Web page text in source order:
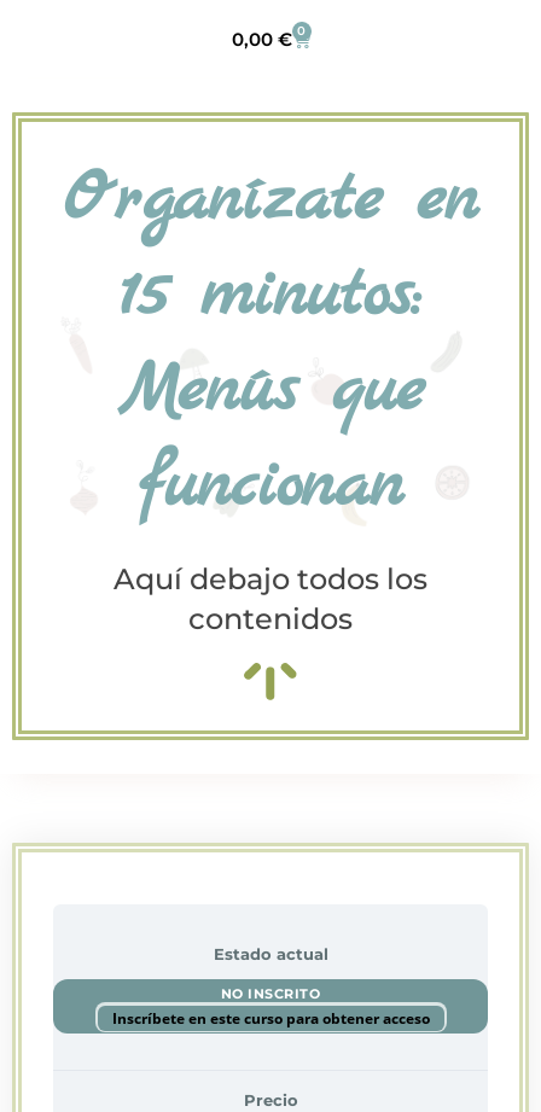
0,00 € 0
Organízate en
15 minutos:
Menús que
funcionan
Aquí debajo todos los
contenidos
Estado actual
NO INSCRITO
Inscríbete en este curso para obtener acceso
Precio